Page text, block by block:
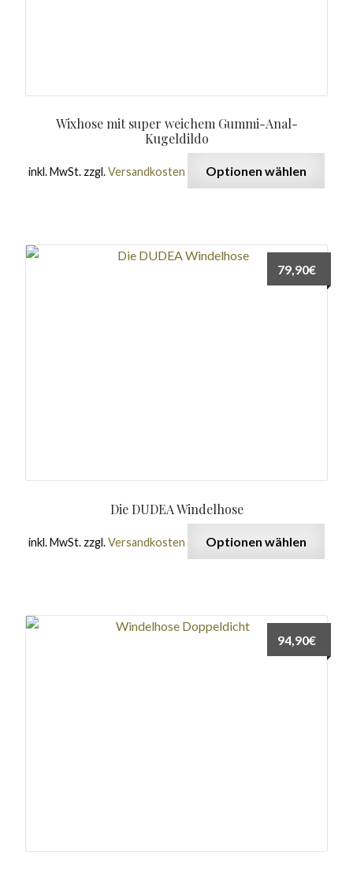
Wixhose mit super weichem Gummi-Anal-
Kugeldildo
inkl. MwSt. zzgl.Versandkosten Optionen wählen
Die DUDEA Windelhose
79,90€
inkl. MwSt. zzgl.Versandkosten Optionen wählen
94,90€